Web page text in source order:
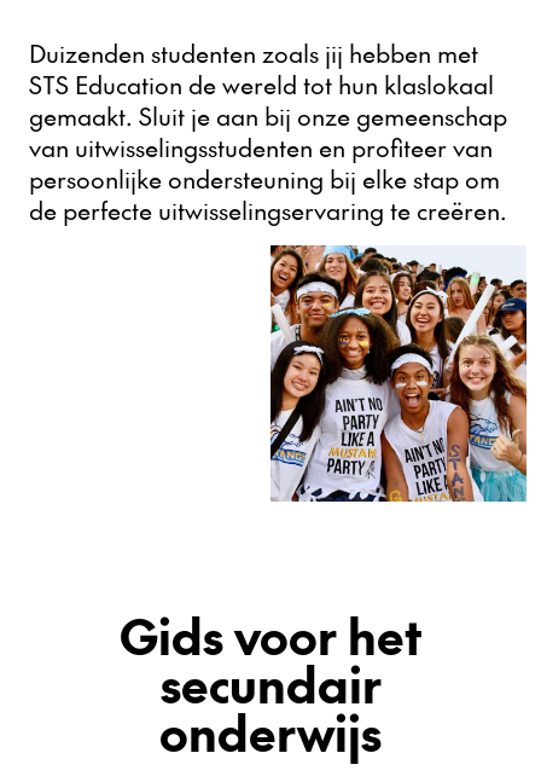
Duizenden studenten zoals jij hebben met
STS Education de wereld tot hun klaslokaal
gemaakt. Sluit je aan bij onze gemeenschap
van uitwisselingsstudenten en profiteer van
persoonlijke ondersteuning bij elke stap om
de perfecte uitwisselingservaring te creëren.
Gids voor het
secundair
onderwijs